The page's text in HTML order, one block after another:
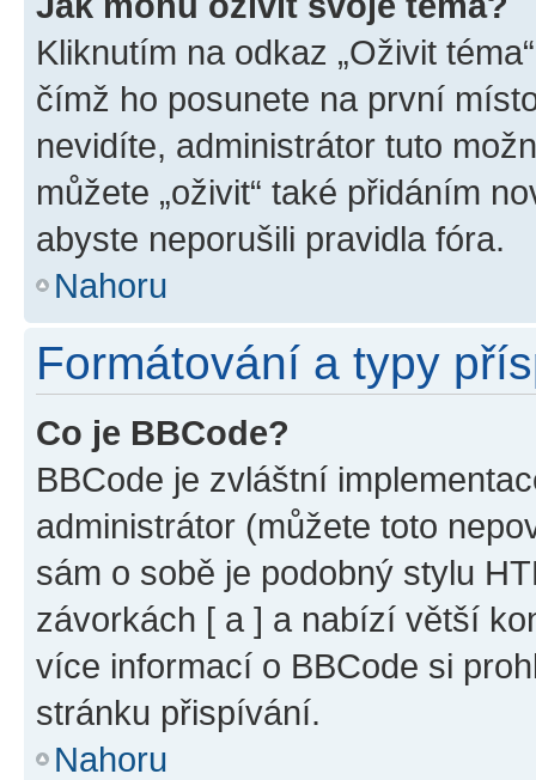
Kliknutím na odkaz „Oživit
čímž ho posunete na první
nevidíte, administrátor tuto
můžete „oživit“ také přidáním
abyste neporušili pravidla fóra.
Nahoru
Formátování a typy
Co je BBCode?
BBCode je zvláštní
administrátor (můžete toto
sám o sobě je podobný stylu
závorkách [ a ] a nabízí větší
více informací o BBCode si
stránku přispívání.
Nahoru